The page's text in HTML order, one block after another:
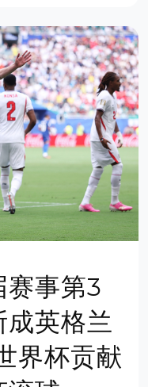
赛事第3
英格兰
界杯贡献